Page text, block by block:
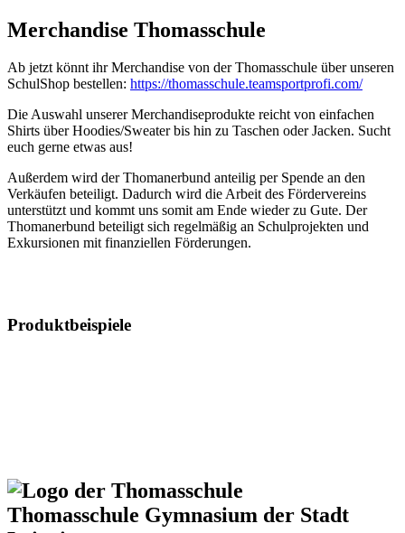
Merchandise Thomasschule
Ab jetzt könnt ihr Merchandise von der Thomasschule über unseren
SchulShop bestellen: https://thomasschule.teamsportprofi.com/
Die Auswahl unserer Merchandiseprodukte reicht von einfachen
Shirts über Hoodies/Sweater bis hin zu Taschen oder Jacken. Sucht
euch gerne etwas aus!
Außerdem wird der Thomanerbund anteilig per Spende an den
Verkäufen beteiligt. Dadurch wird die Arbeit des Fördervereins
unterstützt und kommt uns somit am Ende wieder zu Gute. Der
Thomanerbund beteiligt sich regelmäßig an Schulprojekten und
Exkursionen mit finanziellen Förderungen.
Produktbeispiele
Thomasschule Gymnasium der Stadt